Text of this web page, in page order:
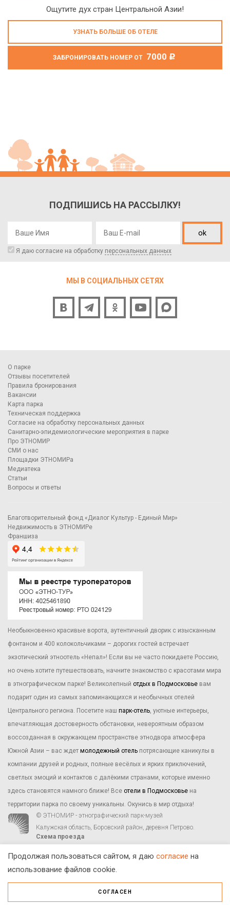
Ощутите дух стран Центральной Азии!
УЗНАТЬ БОЛЬШЕ ОБ ОТЕЛЕ
ЗАБРОНИРОВАТЬ НОМЕР ОТ 7000 c
ПОДПИШИСЬ НА РАССЫЛКУ!
ok
Я даю согласие на обработку персональных данных
МЫ В СОЦИАЛЬНЫХ СЕТЯХ
О парке
Отзывы посетителей
Правила бронирования
Вакансии
Карта парка
Техническая поддержка
Согласие на обработку персональных данных
Санитарно-эпидемиологические мероприятия в парке
Про ЭТНОМИР
СМИ о нас
Площадки ЭТНОМИРа
Медиатека
Статьи
Вопросы и ответы
Благотворительный фонд «Диалог Культур - Единый Мир»
Недвижимость в ЭТНОМИРе
Франшиза
Необыкновенно красивые ворота, аутентичный дворик с изысканным
фонтаном и 400 колокольчиками – дорогих гостей встречает
экзотический этноотель «Непал»! Если вы не часто покидаете Россию,
но очень хотите путешествовать, начните знакомство с красотами мира
в этнографическом парке! Великолепный отдых в Подмосковье вам
подарит один из самых запоминающихся и необычных отелей
Центрального региона. Посетите наш парк-отель , уютные интерьеры,
впечатляющая достоверность обстановки, невероятным образом
воссозданная в окружающем пространстве этнодвора атмосфера
Южной Азии – вас ждет молодежный отель потрясающие каникулы в
компании друзей и родных, полные весёлых и ярких приключений,
светлых эмоций и контактов с далёкими странами, которые именно
здесь становятся намного ближе! Все отели в Подмосковье на
территории парка по своему уникальны. Окунись в мир отдыха!
© ЭТНОМИР - этнографический парк-музей
Калужская область, Боровский район, деревня Петрово.
Схема проезда
Продолжая пользоваться сайтом, я даю согласие на
использование файлов cookie.
СОГЛАСЕН